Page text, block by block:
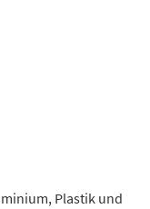
Plastik und